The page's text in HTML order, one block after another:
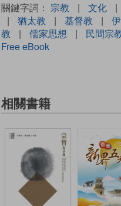
關鍵字詞： 宗教 | 文化 |
|
猶太教 | 基督教 |
教
| 儒家思想 | 民間宗
Free eBook
相關書籍